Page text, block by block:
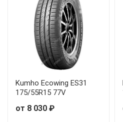
Landsail 4 SEASONS 225/
Landsail 4 SEASONS 225/
Landsail 4 SEASONS 235/
Landsail 4 SEASONS 235/
Kumho Ecowing ES31
175/55R15 77V
от 8 030 ₽